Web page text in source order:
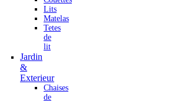
Lits
Matelas
Tetes
de
lit
Jardin
&
Exterieur
Chaises
de